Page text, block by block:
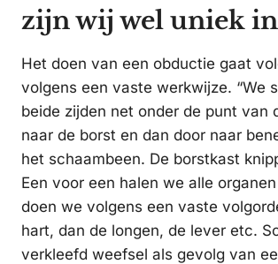
zijn wij wel uniek
Het doen van een obductie gaat
volgens een vaste werkwijze. “We
beide zijden net onder de punt van
naar de borst en dan door naar
het schaambeen. De borstkast
Een voor een halen we alle
doen we volgens een vaste
hart, dan de longen, de lever etc.
verkleefd weefsel als gevolg van